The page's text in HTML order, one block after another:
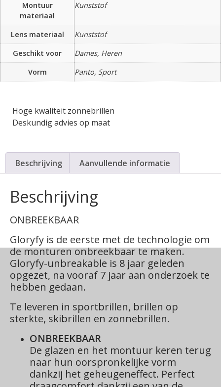
Montuur
materiaal
Kunststof
Lens materiaal
Kunststof
Geschikt voor
Dames, Heren
Vorm
Panto, Sport
Hoge kwaliteit zonnebrillen
Deskundig advies op maat
Beschrijving Aanvullende informatie
Beschrijving
ONBREEKBAAR
Gloryfy is de eerste met de technologie om
de monturen onbreekbaar te maken.
Gloryfy-unbreakable is 8 jaar geleden
opgezet, na vooraf 7 jaar aan onderzoek te
hebben gedaan.
Te leveren in sportbrillen, brillen op
sterkte, skibrillen en zonnebrillen.
ONBREEKBAAR
De glazen en het montuur keren terug
naar hun oorspronkelijke vorm
dankzij het geheugeneffect. Perfect